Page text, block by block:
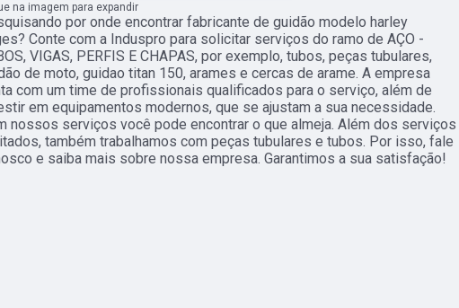
na imagem para expandir
por onde encontrar fabricante de guidão modelo harley
Conte com a Induspro para solicitar serviços do ramo de AÇO -
VIGAS, PERFIS E CHAPAS, por exemplo, tubos, peças tubulares,
de moto, guidao titan 150, arames e cercas de arame. A empresa
com um time de profissionais qualificados para o serviço, além de
em equipamentos modernos, que se ajustam a sua necessidade.
nossos serviços você pode encontrar o que almeja. Além dos serviços
também trabalhamos com peças tubulares e tubos. Por isso, fale
e saiba mais sobre nossa empresa. Garantimos a sua satisfação!